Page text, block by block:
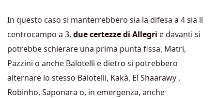
In questo caso si manterrebbero sia la difesa a 4 sia il
centrocampo a 3, due certezze di Allegri e davanti si
potrebbe schierare una prima punta fissa, Matri,
Pazzini o anche Balotelli e dietro si potrebbero
alternare lo stesso Balotelli, Kakà, El Shaarawy ,
Robinho, Saponara o, in emergenza, anche